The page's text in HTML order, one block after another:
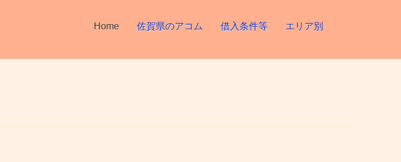
Home 佐賀県のアコム 借入条件等 エリア別